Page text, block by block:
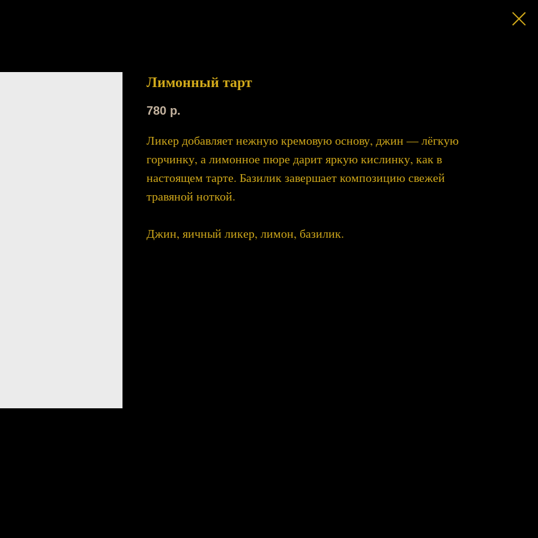
Лимонный тарт
780 р.
Ликер добавляет нежную кремовую основу, джин — лёгкую
горчинку, а лимонное пюре дарит яркую кислинку, как в
настоящем тарте. Базилик завершает композицию свежей
травяной ноткой.
Джин, яичный ликер, лимон, базилик.